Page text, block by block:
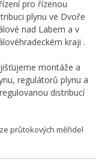
pro řízenou
plynu ve Dvoře
nad Labem a v
kraji .
montáže a
regulátorů plynu a
distribucí
průtokových měřidel